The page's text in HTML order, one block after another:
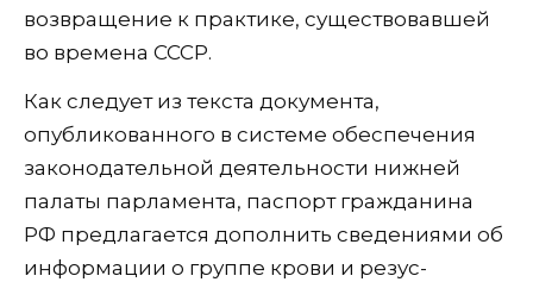
возвращение к практике, существовавшей
во времена СССР.
Как следует из текста документа,
опубликованного в системе обеспечения
законодательной деятельности нижней
палаты парламента, паспорт гражданина
РФ предлагается дополнить сведениями об
информации о группе крови и резус-